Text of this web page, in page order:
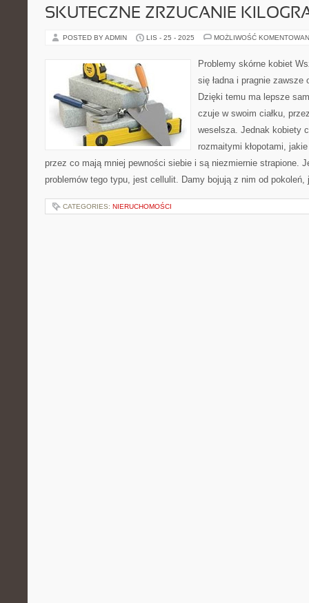
SKUTECZNE ZRZUCANIE
POSTED BY ADMIN LIS - 25 - 2025 MOŻLIWOŚĆ
Problemy skórne kobiet
się ładna i pragnie zawsze
Dzięki temu ma lepsze
czuje w swoim ciałku,
weselsza. Jednak kobiety
rozmaitymi kłopotami,
przez co mają mniej pewności siebie i są niezmiernie strapione.
problemów tego typu, jest cellulit. Damy bojują z nim od
CATEGORIES: NIERUCHOMOŚCI